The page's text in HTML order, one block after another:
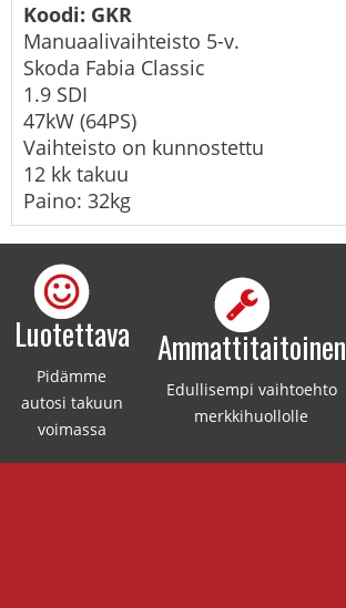
Koodi: GKR
Manuaalivaihteisto 5-v.
Skoda Fabia Classic
1.9 SDI
47kW (64PS)
Vaihteisto on kunnostettu
12 kk takuu
Paino: 32kg
Luotettava
Pidämme
autosi takuun
voimassa
Ammattitaitoinen
Edullisempi vaihtoehto
merkkihuollolle